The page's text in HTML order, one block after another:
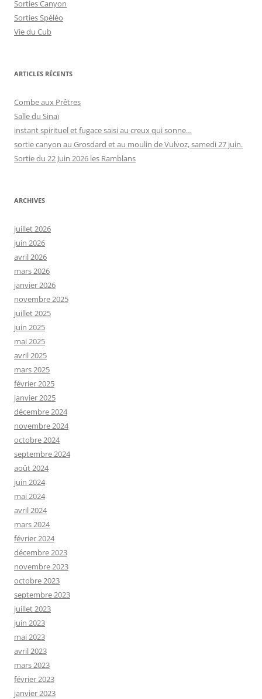
Sorties Canyon
Sorties Spéléo
Vie du Cub
ARTICLES RÉCENTS
Combe aux Prêtres
Salle du Sinaï
instant spirituel et fugace saisi au creux qui sonne…
sortie canyon au Grosdard et au moulin de Vulvoz, samedi 27 juin.
Sortie du 22 Juin 2026 les Ramblans
ARCHIVES
juillet 2026
juin 2026
avril 2026
mars 2026
janvier 2026
novembre 2025
juillet 2025
juin 2025
mai 2025
avril 2025
mars 2025
février 2025
janvier 2025
décembre 2024
novembre 2024
octobre 2024
septembre 2024
août 2024
juin 2024
mai 2024
avril 2024
mars 2024
février 2024
décembre 2023
novembre 2023
octobre 2023
septembre 2023
juillet 2023
juin 2023
mai 2023
avril 2023
mars 2023
février 2023
janvier 2023